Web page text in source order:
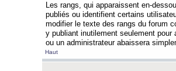
Les rangs, qui apparaissent en-
publiés ou identifient certains
modifier le texte des rangs du forum
y publiant inutilement seulement pour
ou un administrateur abaissera
Haut